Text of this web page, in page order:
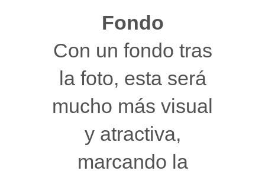
Fondo
Con un fondo tras
la foto, esta será
mucho más visual
y atractiva,
marcando la